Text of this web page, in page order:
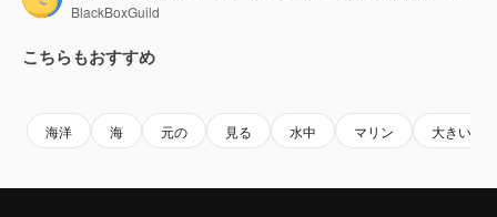
BlackBoxGuild
こちらもおすすめ
海洋 海 元の 見る 水中 マリン 大きい